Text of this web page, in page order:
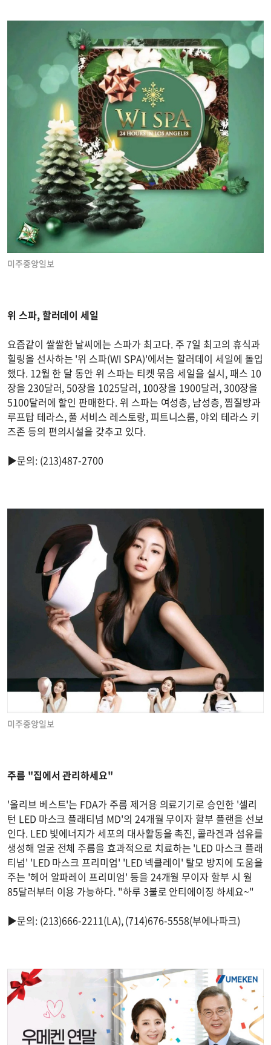
미주중앙일보
위 스파, 할러데이 세일
요즘같이 쌀쌀한 날씨에는 스파가 최고다. 주 7일 최고의 휴식과
힐링을 선사하는 '위 스파(WI SPA)'에서는 할러데이 세일에 돌입
했다. 12월 한 달 동안 위 스파는 티켓 묶음 세일을 실시, 패스 10
장을 230달러, 50장을 1025달러, 100장을 1900달러, 300장을
5100달러에 할인 판매한다. 위 스파는 여성층, 남성층, 찜질방과
루프탑 테라스, 풀 서비스 레스토랑, 피트니스룸, 야외 테라스 키
즈존 등의 편의시설을 갖추고 있다.
▶문의: (213)487-2700
미주중앙일보
주름 "집에서 관리하세요"
'올리브 베스트'는 FDA가 주름 제거용 의료기기로 승인한 '셀리
턴 LED 마스크 플래티넘 MD'의 24개월 무이자 할부 플랜을 선보
인다. LED 빛에너지가 세포의 대사활동을 촉진, 콜라겐과 섬유를
생성해 얼굴 전체 주름을 효과적으로 치료하는 'LED 마스크 플래
티넘' 'LED 마스크 프리미엄' 'LED 넥클레이' 탈모 방지에 도움을
주는 '헤어 알파레이 프리미엄' 등을 24개월 무이자 할부 시 월
85달러부터 이용 가능하다. "하루 3불로 안티에이징 하세요~"
▶문의: (213)666-2211(LA), (714)676-5558(부에나파크)